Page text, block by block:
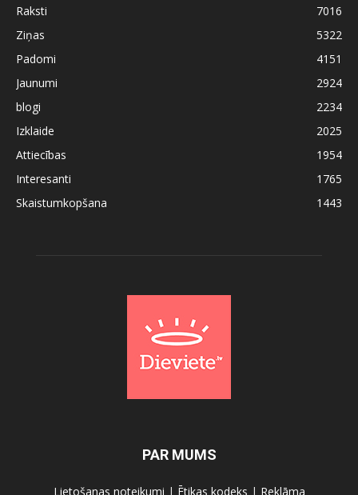
Raksti
7016
Ziņas
5322
Padomi
4151
Jaunumi
2924
blogi
2234
Izklaide
2025
Attiecības
1954
Interesanti
1765
Skaistumkopšana
1443
PAR MUMS
Lietošanas noteikumi | Ētikas kodeks | Reklāma